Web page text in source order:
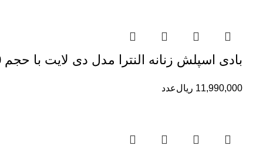
بادی اسپلش زنانه النترا مدل دی لایت با حجم 250 میلی لیتر
11,990,000 ریالعدد